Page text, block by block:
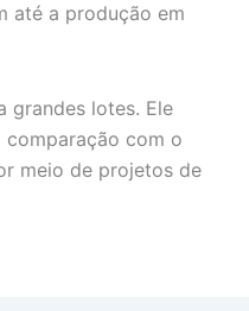
até a produção em
grandes lotes. Ele
comparação com o
meio de projetos de